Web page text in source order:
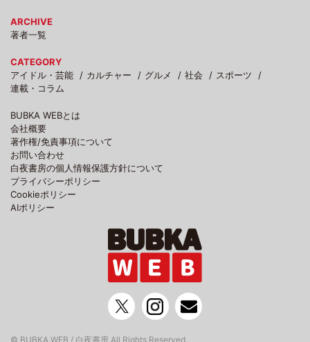
ARCHIVE
著者一覧
CATEGORY
アイドル・芸能
カルチャー グルメ 社会
スポーツ
連載・コラム
BUBKA WEBとは
会社概要
著作権/免責事項について
お問い合わせ
白夜書房の個人情報保護方針について
プライバシーポリシー
Cookieポリシー
AIポリシー
© BUBKA WEB / 白夜書房 All Rights Reserved.